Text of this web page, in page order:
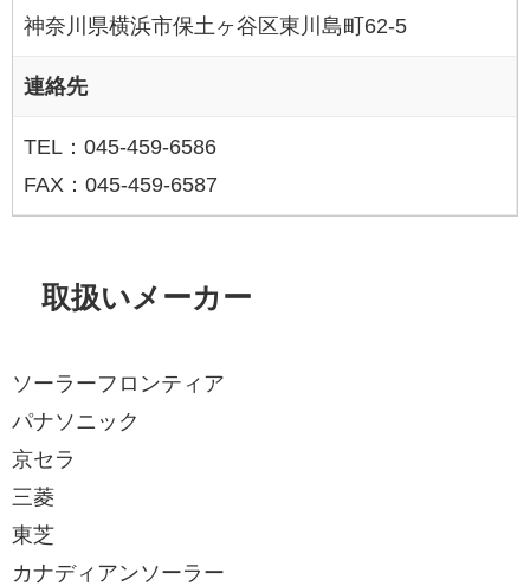
神奈川県横浜市保土ヶ谷区東川島町62-5
連絡先
TEL：045-459-6586
FAX：045-459-6587
取扱いメーカー
ソーラーフロンティア
パナソニック
京セラ
三菱
東芝
カナディアンソーラー